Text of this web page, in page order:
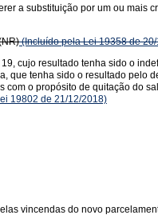
a substituição por um ou mais
(Incluído pela Lei 19358 de
cujo resultado tenha sido o
que tenha sido o resultado pelo
com o propósito de quitação do
19802 de 21/12/2018)
vincendas do novo